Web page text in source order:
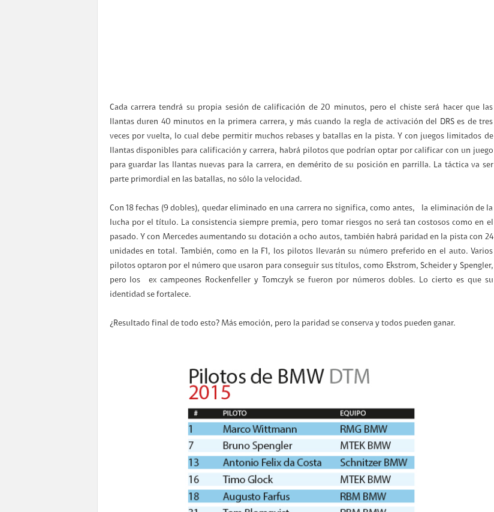
Cada carrera tendrá su propia sesión de calificación de 20 minutos, pero el chiste será hacer que las
llantas duren 40 minutos en la primera carrera, y más cuando la regla de activación del DRS es de tres
veces por vuelta, lo cual debe permitir muchos rebases y batallas en la pista. Y con juegos limitados de
llantas disponibles para calificación y carrera, habrá pilotos que podrían optar por calificar con un juego
para guardar las llantas nuevas para la carrera, en demérito de su posición en parrilla. La táctica va ser
parte primordial en las batallas, no sólo la velocidad.
Con 18 fechas (9 dobles), quedar eliminado en una carrera no significa, como antes, la eliminación de la
lucha por el título. La consistencia siempre premia, pero tomar riesgos no será tan costosos como en el
pasado. Y con Mercedes aumentando su dotación a ocho autos, también habrá paridad en la pista con 24
unidades en total. También, como en la F1, los pilotos llevarán su número preferido en el auto. Varios
pilotos optaron por el número que usaron para conseguir sus títulos, como Ekstrom, Scheider y Spengler,
pero los ex campeones Rockenfeller y Tomczyk se fueron por números dobles. Lo cierto es que su
identidad se fortalece.
¿Resultado final de todo esto? Más emoción, pero la paridad se conserva y todos pueden ganar.